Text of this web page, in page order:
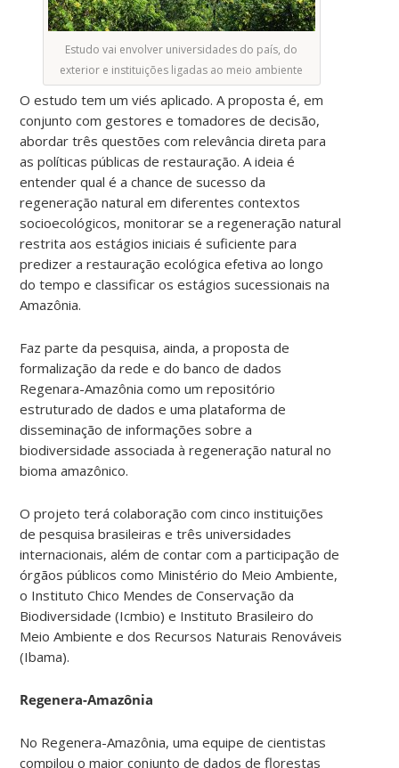
Estudo vai envolver universidades do país, do
exterior e instituições ligadas ao meio ambiente
O estudo tem um viés aplicado. A proposta é, em
conjunto com gestores e tomadores de decisão,
abordar três questões com relevância direta para
as políticas públicas de restauração. A ideia é
entender qual é a chance de sucesso da
regeneração natural em diferentes contextos
socioecológicos, monitorar se a regeneração natural
restrita aos estágios iniciais é suficiente para
predizer a restauração ecológica efetiva ao longo
do tempo e classificar os estágios sucessionais na
Amazônia.
Faz parte da pesquisa, ainda, a proposta de
formalização da rede e do banco de dados
Regenara-Amazônia como um repositório
estruturado de dados e uma plataforma de
disseminação de informações sobre a
biodiversidade associada à regeneração natural no
bioma amazônico.
O projeto terá colaboração com cinco instituições
de pesquisa brasileiras e três universidades
internacionais, além de contar com a participação de
órgãos públicos como Ministério do Meio Ambiente,
o Instituto Chico Mendes de Conservação da
Biodiversidade (Icmbio) e Instituto Brasileiro do
Meio Ambiente e dos Recursos Naturais Renováveis
(Ibama).
Regenera-Amazônia
No Regenera-Amazônia, uma equipe de cientistas
compilou o maior conjunto de dados de florestas